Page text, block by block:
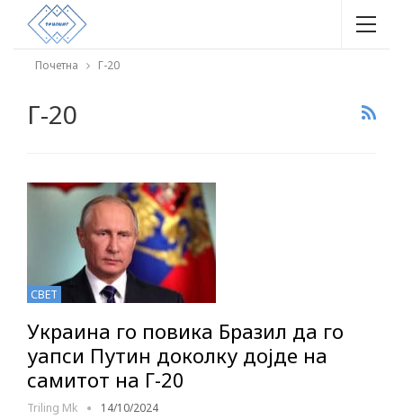
Почетна Г-20
Г-20
СВЕТ
Украина го повика Бразил да го
уапси Путин доколку дојде на
самитот на Г-20
Triling Mk 14/10/2024